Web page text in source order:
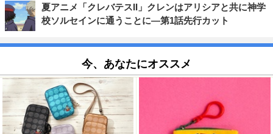
夏アニメ「クレバテスII」クレンはアリシアと共に神学
校ソルセインに通うことに―第1話先行カット
今、あなたにオススメ